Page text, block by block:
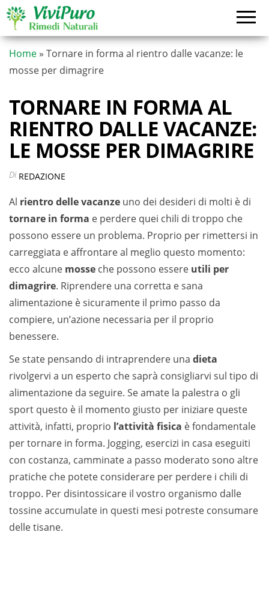
Vai
contenuto
Home » Tornare in forma al rientro dalle vacanze: le
mosse per dimagrire
TORNARE IN FORMA AL
RIENTRO DALLE VACANZE:
LE MOSSE PER DIMAGRIRE
Di REDAZIONE
Al rientro delle vacanze uno dei desideri di molti è di
tornare in forma e perdere quei chili di troppo che
possono essere un problema. Proprio per rimettersi in
carreggiata e affrontare al meglio questo momento:
ecco alcune mosse che possono essere utili per
dimagrire. Riprendere una corretta e sana
alimentazione è sicuramente il primo passo da
compiere, un’azione necessaria per il proprio
benessere.
Se state pensando di intraprendere una dieta
rivolgervi a un esperto che saprà consigliarvi sul tipo di
alimentazione da seguire. Se amate la palestra o gli
sport questo è il momento giusto per iniziare queste
attività, infatti, proprio l’attività fisica è fondamentale
per tornare in forma. Jogging, esercizi in casa eseguiti
con costanza, camminate a passo moderato sono altre
pratiche che potete considerare per perdere i chili di
troppo. Per disintossicare il vostro organismo dalle
tossine accumulate in questi mesi potreste consumare
delle tisane.